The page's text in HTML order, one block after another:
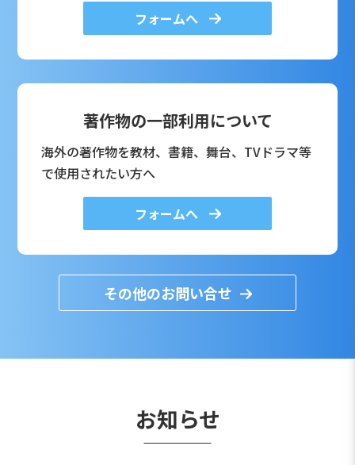
フォームへ
著作物の一部利用について
海外の著作物を教材、書籍、舞台、TVドラマ等
で使用されたい方へ
フォームへ
その他のお問い合せ
お知らせ